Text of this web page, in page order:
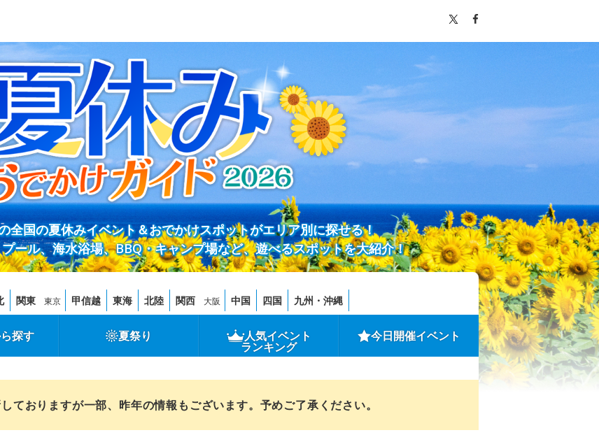
全国の夏休みイベント＆おでかけスポットがエリア別に探せる！
ール、海水浴場、BBQ・キャンプ場など、遊べるスポットを大紹介！
関東 東京 甲信越 東海 北陸 関西 大阪 中国 四国 九州・沖縄
探す 夏祭り 人気イベント
ランキング
今日開催イベント
ておりますが一部、昨年の情報もございます。予めご了承ください。